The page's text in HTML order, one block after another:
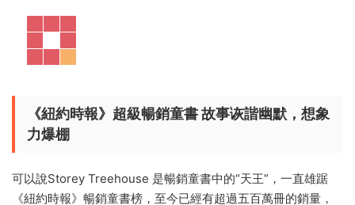
《紐約時報》超級暢銷童書故事诙諧幽默，想象
力爆棚
可以說Storey Treehouse 是暢銷童書中的“天王”，一直雄踞
《紐約時報》暢銷童書榜，至今已經有超過五百萬冊的銷量，